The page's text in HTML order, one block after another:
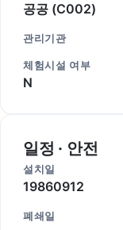
공공 (C002)
관리기관
체험시설 여부
N
일정 · 안전
설치일
19860912
폐쇄일